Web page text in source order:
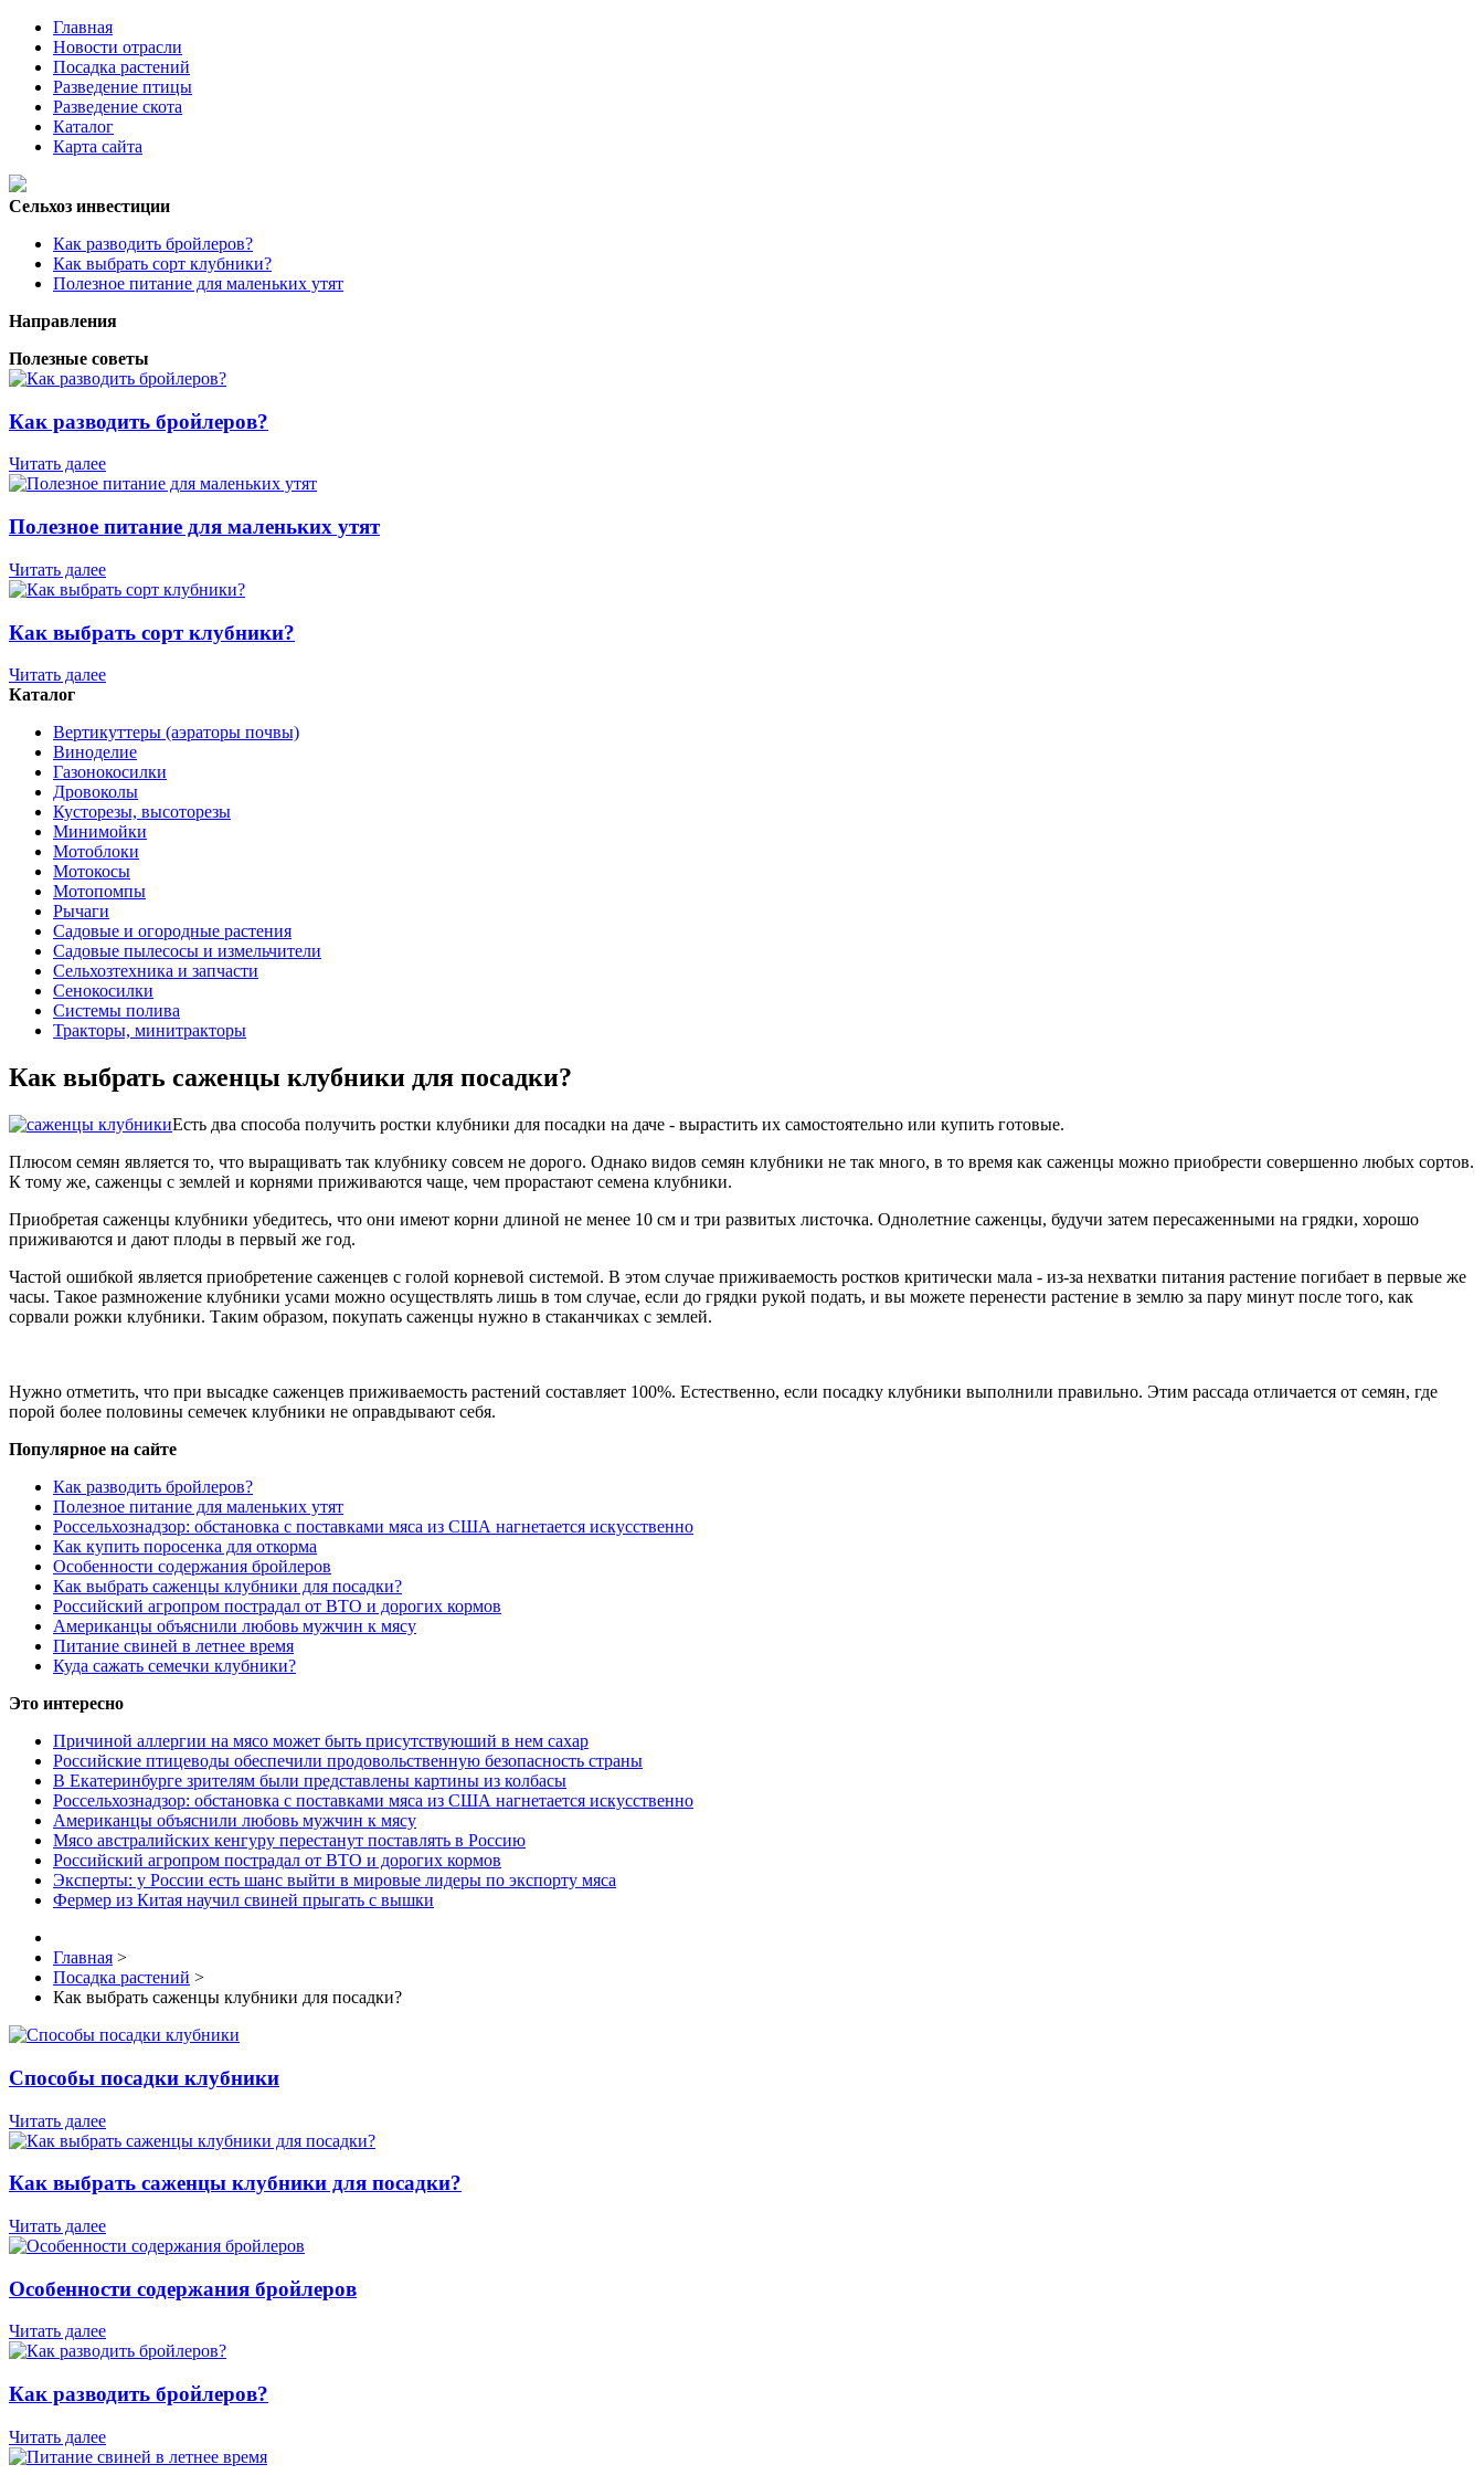
Главная
Новости отрасли
Посадка растений
Разведение птицы
Разведение скота
Каталог
Карта сайта
Сельхоз инвестиции
Как разводить бройлеров?
Как выбрать сорт клубники?
Полезное питание для маленьких утят
Направления
Полезные советы
Как разводить бройлеров?
Читать далее
Полезное питание для маленьких утят
Читать далее
Как выбрать сорт клубники?
Читать далее
Каталог
Вертикуттеры (аэраторы почвы)
Виноделие
Газонокосилки
Дровоколы
Кусторезы, высоторезы
Минимойки
Мотоблоки
Мотокосы
Мотопомпы
Рычаги
Садовые и огородные растения
Садовые пылесосы и измельчители
Сельхозтехника и запчасти
Сенокосилки
Системы полива
Тракторы, минитракторы
Как выбрать саженцы клубники для посадки?
Есть два способа получить ростки клубники для посадки на даче - вырастить их самостоятельно или купить готовые.
Плюсом семян является то, что выращивать так клубнику совсем не дорого. Однако видов семян клубники не так много, в то время как саженцы можно приобрести совершенно любых сортов.
К тому же, саженцы с землей и корнями приживаются чаще, чем прорастают семена клубники.
Приобретая саженцы клубники убедитесь, что они имеют корни длиной не менее 10 см и три развитых листочка. Однолетние саженцы, будучи затем пересаженными на грядки, хорошо
приживаются и дают плоды в первый же год.
Частой ошибкой является приобретение саженцев с голой корневой системой. В этом случае приживаемость ростков критически мала - из-за нехватки питания растение погибает в первые же
часы. Такое размножение клубники усами можно осуществлять лишь в том случае, если до грядки рукой подать, и вы можете перенести растение в землю за пару минут после того, как
сорвали рожки клубники. Таким образом, покупать саженцы нужно в стаканчиках с землей.
Нужно отметить, что при высадке саженцев приживаемость растений составляет 100%. Естественно, если посадку клубники выполнили правильно. Этим рассада отличается от семян, где
порой более половины семечек клубники не оправдывают себя.
Популярное на сайте
Как разводить бройлеров?
Полезное питание для маленьких утят
Россельхознадзор: обстановка с поставками мяса из США нагнетается искусственно
Как купить поросенка для откорма
Особенности содержания бройлеров
Как выбрать саженцы клубники для посадки?
Российский агропром пострадал от ВТО и дорогих кормов
Американцы объяснили любовь мужчин к мясу
Питание свиней в летнее время
Куда сажать семечки клубники?
Это интересно
Причиной аллергии на мясо может быть присутствуюший в нем сахар
Российские птицеводы обеспечили продовольственную безопасность страны
В Екатеринбурге зрителям были представлены картины из колбасы
Россельхознадзор: обстановка с поставками мяса из США нагнетается искусственно
Американцы объяснили любовь мужчин к мясу
Мясо австралийских кенгуру перестанут поставлять в Россию
Российский агропром пострадал от ВТО и дорогих кормов
Эксперты: у России есть шанс выйти в мировые лидеры по экспорту мяса
Фермер из Китая научил свиней прыгать с вышки
Главная >
Посадка растений >
Как выбрать саженцы клубники для посадки?
Способы посадки клубники
Читать далее
Как выбрать саженцы клубники для посадки?
Читать далее
Особенности содержания бройлеров
Читать далее
Как разводить бройлеров?
Читать далее